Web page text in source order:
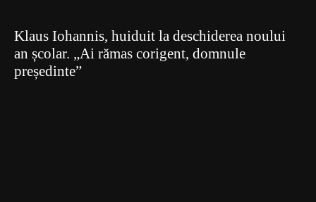
Klaus Iohannis, huiduit la deschiderea noului
an școlar. „Ai rămas corigent, domnule
președinte”